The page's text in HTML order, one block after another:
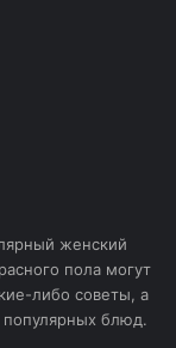
женский
пола могут
либо советы, а
блюд.